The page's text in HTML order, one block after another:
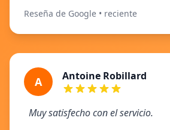
Reseña de Google • reciente
A Antoine Robillard
Muy satisfecho con el servicio.